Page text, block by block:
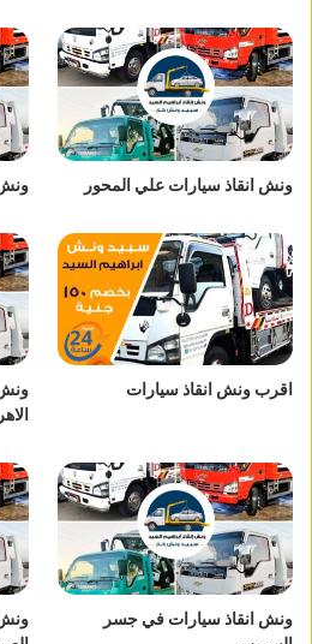
ونش انقاذ سيارات علي المحور
اقرب ونش انقاذ سيارات
ونش انقاذ سيارات في جسر